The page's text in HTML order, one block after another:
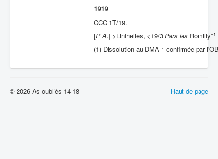
1919
CCC 1T/19.
[I° A.] >Linthelles, <19/3 Pars les Romilly*1
(1) Dissolution au DMA 1 confirmée par
Haut de page
© 2026 As oubliés 14-18